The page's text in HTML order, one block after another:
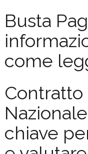
Busta
come
chiave